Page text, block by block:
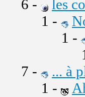
6 -
les
1 -
1 -
7 -
... à
1 -